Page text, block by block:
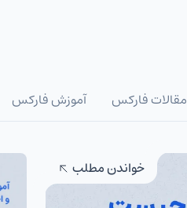
مقالات فارکس آموزش فارکس
خواندن مطلب